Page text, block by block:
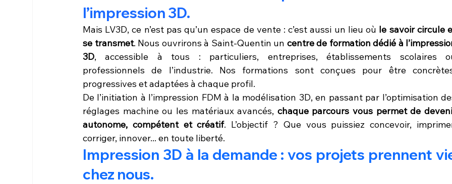
l’impression 3D.
Mais LV3D, ce n’est pas qu’un espace de vente : c’est aussi un lieu où le savoir circule
se transmet. Nous ouvrirons à Saint-Quentin un centre de formation dédié à
3D, accessible à tous : particuliers, entreprises, établissements scolaires
professionnels de l’industrie. Nos formations sont conçues pour être
progressives et adaptées à chaque profil.
De l’initiation à l’impression FDM à la modélisation 3D, en passant par l’optimisation
réglages machine ou les matériaux avancés, chaque parcours vous permet de
autonome, compétent et créatif. L’objectif ? Que vous puissiez concevoir,
corriger, innover... en toute liberté.
Impression 3D à la demande : vos projets prennent
chez nous.